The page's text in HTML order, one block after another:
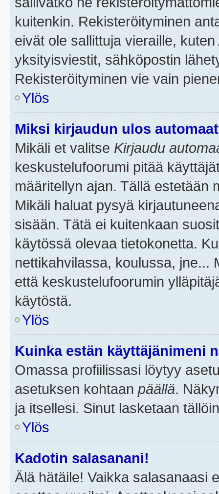
kuitenkin. Rekisteröityminen
eivät ole sallittuja vieraille,
yksityisviestit, sähköpostin
Rekisteröityminen vie vain
Ylös
Miksi kirjaudun ulos
Mikäli et valitse Kirjaudu
keskustelufoorumi pitää
määritellyn ajan. Tällä estetään
Mikäli haluat pysyä
sisään. Tätä ei kuitenkaan
käytössä olevaa tietokonetta.
nettikahvilassa, koulussa, jne...
että keskustelufoorumin
käytöstä.
Ylös
Kuinka estän käyttäjänimeni
Omassa profiilissasi löytyy
asetuksen kohtaan päällä.
ja itsellesi. Sinut lasketaan
Ylös
Kadotin salasanani!
Älä hätäile! Vaikka salasanaasi